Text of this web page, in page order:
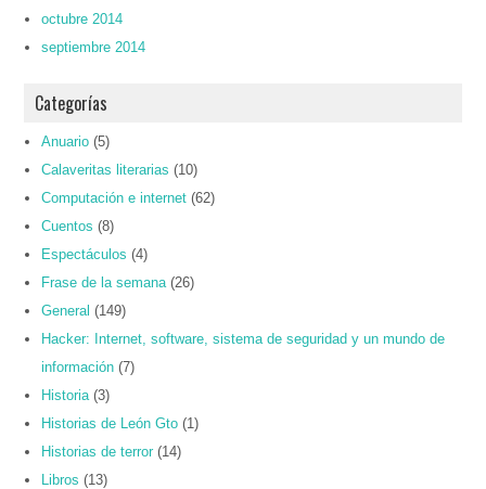
octubre 2014
septiembre 2014
Categorías
Anuario (5)
Calaveritas literarias (10)
Computación e internet (62)
Cuentos (8)
Espectáculos (4)
Frase de la semana (26)
General (149)
Hacker: Internet, software, sistema de seguridad y un mundo de
información (7)
Historia (3)
Historias de León Gto (1)
Historias de terror (14)
Libros (13)